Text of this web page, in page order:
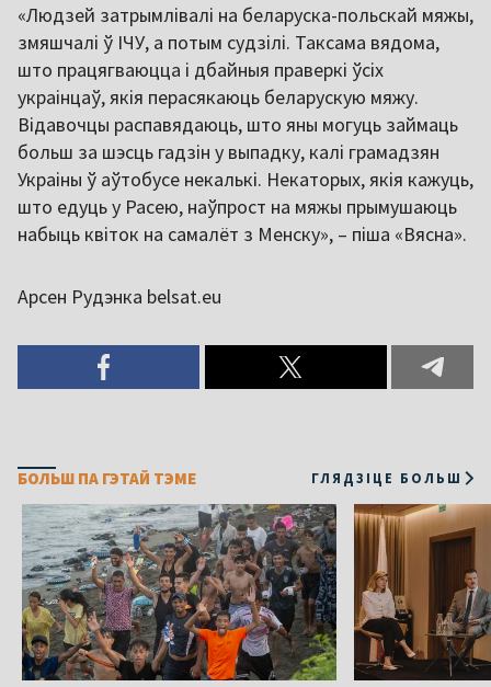
«Людзей затрымлівалі на беларуска-польскай мяжы,
змяшчалі ў ІЧУ, а потым судзілі. Таксама вядома,
што працягваюцца і дбайныя праверкі ўсіх
украінцаў, якія перасякаюць беларускую мяжу.
Відавочцы распавядаюць, што яны могуць займаць
больш за шэсць гадзін у выпадку, калі грамадзян
Украіны ў аўтобусе некалькі. Некаторых, якія кажуць,
што едуць у Расею, наўпрост на мяжы прымушаюць
набыць квіток на самалёт з Менску», – піша «Вясна».
Арсен Рудэнка belsat.eu
БОЛЬШ ПА ГЭТАЙ ТЭМЕ ГЛЯДЗІЦЕ БОЛЬШ